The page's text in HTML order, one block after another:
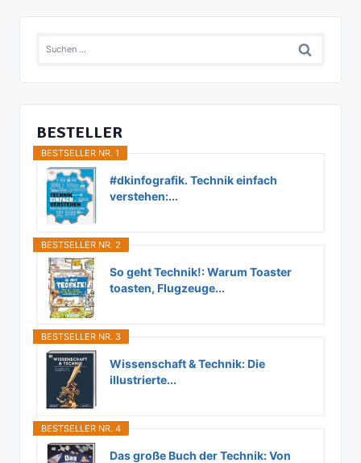
Suchen
BESTELLER
BESTSELLER NR. 1
#dkinfografik. Technik einfach
verstehen:...
BESTSELLER NR. 2
So geht Technik!: Warum Toaster
toasten, Flugzeuge...
BESTSELLER NR. 3
Wissenschaft & Technik: Die
illustrierte...
BESTSELLER NR. 4
Das große Buch der Technik: Von